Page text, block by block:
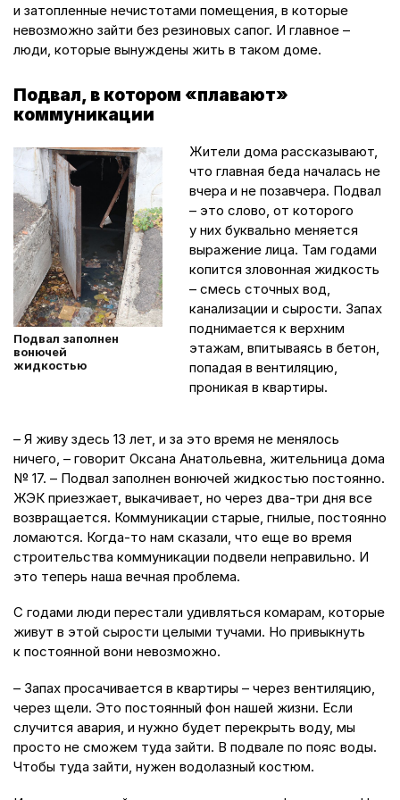
и затопленные нечистотами помещения, в которые
невозможно зайти без резиновых сапог. И главное –
люди, которые вынуждены жить в таком доме.
Подвал, в котором «плавают»
коммуникации
Подвал заполнен
вонючей
жидкостью
Жители дома рассказывают,
что главная беда началась не
вчера и не позавчера. Подвал
– это слово, от которого
у них буквально меняется
выражение лица. Там годами
копится зловонная жидкость
– смесь сточных вод,
канализации и сырости. Запах
поднимается к верхним
этажам, впитываясь в бетон,
попадая в вентиляцию,
проникая в квартиры.
– Я живу здесь 13 лет, и за это время не менялось
ничего, – говорит Оксана Анатольевна, жительница дома
№ 17. – Подвал заполнен вонючей жидкостью постоянно.
ЖЭК приезжает, выкачивает, но через два-­три дня все
возвращается. Коммуникации старые, гнилые, постоянно
ломаются. Когда-­то нам сказали, что еще во время
строительства коммуникации подвели неправильно. И
это теперь наша вечная проблема.
С годами люди перестали удивляться комарам, которые
живут в этой сырости целыми тучами. Но привыкнуть
к постоянной вони невозможно.
– Запах просачивается в квартиры – через вентиляцию,
через щели. Это постоянный фон нашей жизни. Если
случится авария, и нужно будет перекрыть воду, мы
просто не сможем туда зайти. В подвале по пояс воды.
Чтобы туда зайти, нужен водолазный костюм.